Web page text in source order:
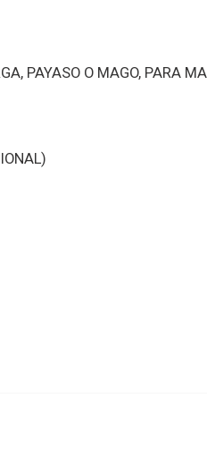
PAYASO O MAGO, PARA